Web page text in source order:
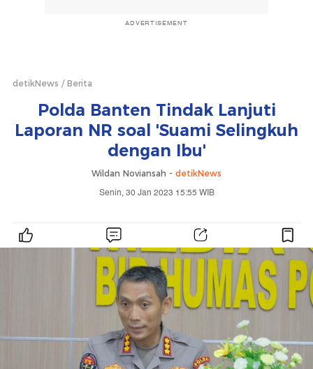
ADVERTISEMENT
detikNews Berita
Polda Banten Tindak Lanjuti
Laporan NR soal 'Suami Selingkuh
dengan Ibu'
Wildan Noviansah - detikNews
Senin, 30 Jan 2023 15:55 WIB